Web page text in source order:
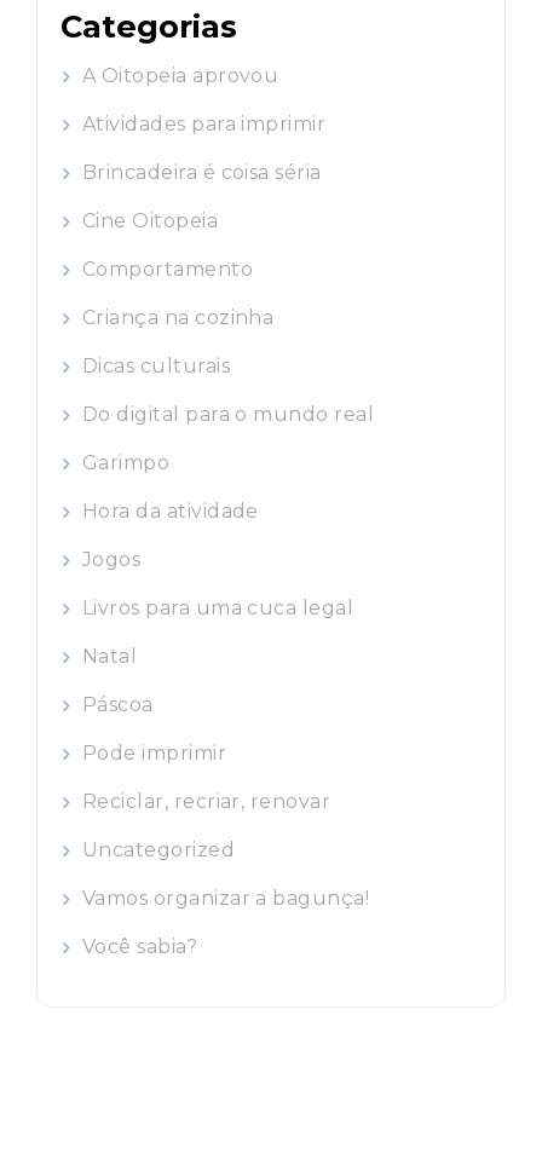
Categorias
A Oitopeia aprovou
Atividades para imprimir
Brincadeira é coisa séria
Cine Oitopeia
Comportamento
Criança na cozinha
Dicas culturais
Do digital para o mundo real
Garimpo
Hora da atividade
Jogos
Livros para uma cuca legal
Natal
Páscoa
Pode imprimir
Reciclar, recriar, renovar
Uncategorized
Vamos organizar a bagunça!
Você sabia?